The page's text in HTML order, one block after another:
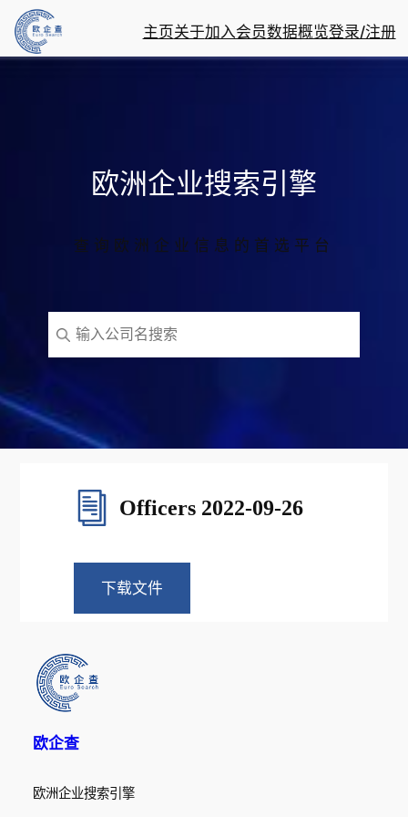
内
主页关于加入会员数据概览登录/注册
欧洲企业搜索引擎
查询欧洲企业信息的首选平台
Officers 2022-09-26
下载文件
欧企查
欧洲企业搜索引擎